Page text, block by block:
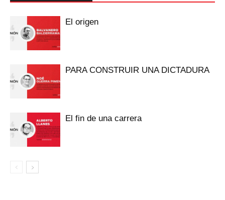
El origen
PARA CONSTRUIR UNA DICTADURA
El fin de una carrera